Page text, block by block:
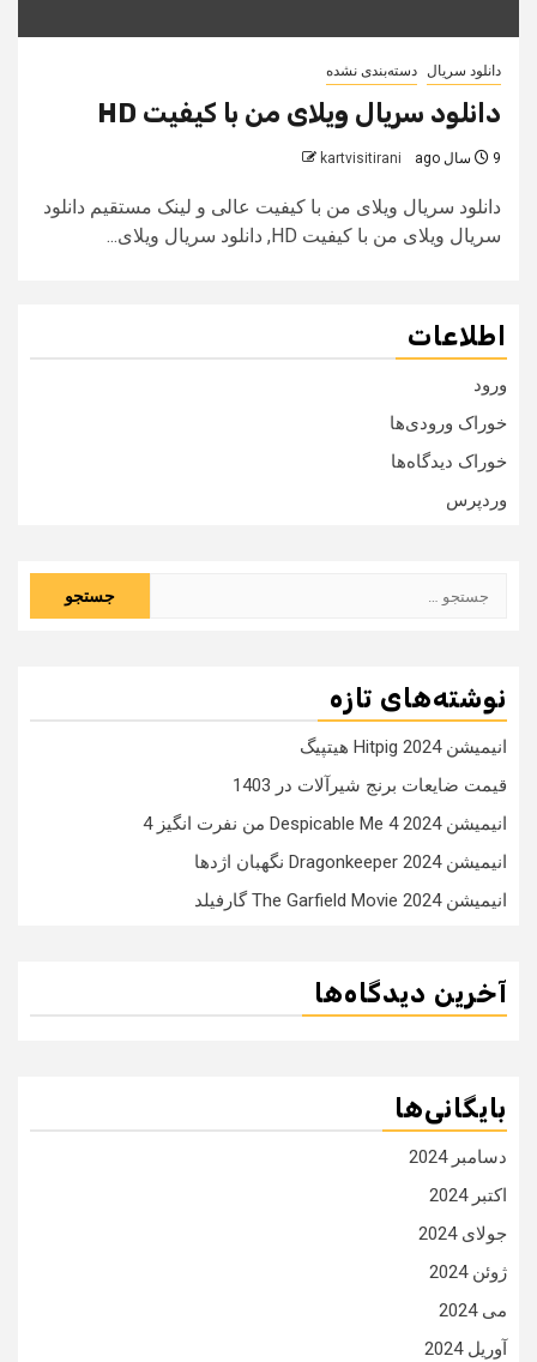
دانلود سریال دسته‌بندی نشده
دانلود سریال ویلای من با کیفیت HD
9 سال ago kartvisitirani
دانلود سریال ویلای من با کیفیت عالی و لینک مستقیم دانلود
سریال ویلای من با کیفیت HD, دانلود سریال ویلای...
اطلاعات
ورود
خوراک ورودی‌ها
خوراک دیدگاه‌ها
وردپرس
نوشته‌های تازه
انیمیشن Hitpig 2024 هیتپیگ
قیمت ضایعات برنج شیرآلات در 1403
انیمیشن Despicable Me 4 2024 من نفرت انگیز 4
انیمیشن Dragonkeeper 2024 نگهبان اژدها
انیمیشن The Garfield Movie 2024 گارفیلد
آخرین دیدگاه‌ها
بایگانی‌ها
دسامبر 2024
اکتبر 2024
جولای 2024
ژوئن 2024
می 2024
آوریل 2024